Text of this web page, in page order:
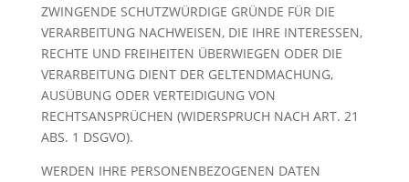
ZWINGENDE SCHUTZWÜRDIGE GRÜNDE FÜR DIE
VERARBEITUNG NACHWEISEN, DIE IHRE INTERESSEN,
RECHTE UND FREIHEITEN ÜBERWIEGEN ODER DIE
VERARBEITUNG DIENT DER GELTENDMACHUNG,
AUSÜBUNG ODER VERTEIDIGUNG VON
RECHTSANSPRÜCHEN (WIDERSPRUCH NACH ART. 21
ABS. 1 DSGVO).
WERDEN IHRE PERSONENBEZOGENEN DATEN